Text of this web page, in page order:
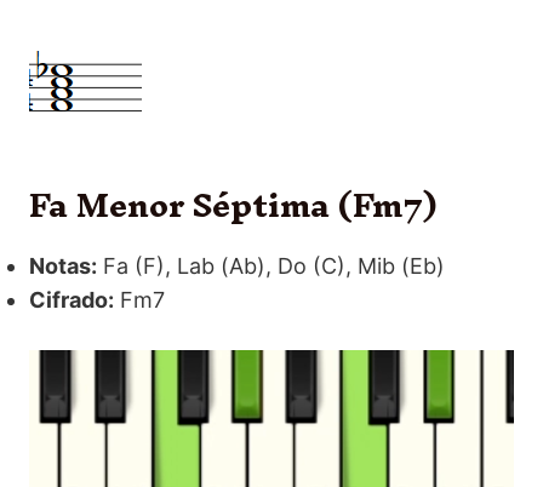
Fa Menor Séptima (Fm7)
Notas: Fa (F), Lab (Ab), Do (C), Mib (Eb)
Cifrado: Fm7